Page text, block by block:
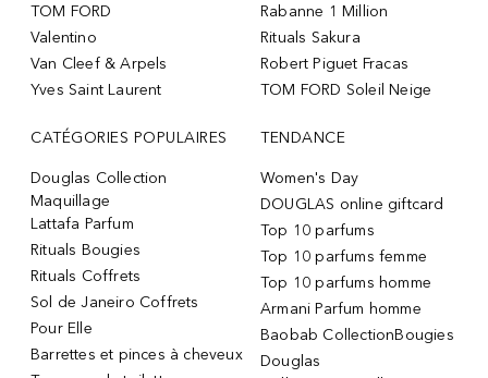
TOM FORD
Valentino
Van Cleef & Arpels
Yves Saint Laurent
Rabanne 1 Million
Rituals Sakura
Robert Piguet Fracas
TOM FORD Soleil Neige
CATÉGORIES POPULAIRES
Douglas Collection
Maquillage
Lattafa Parfum
Rituals Bougies
Rituals Coffrets
Sol de Janeiro Coffrets
Pour Elle
Barrettes et pinces à cheveux
TENDANCE
Women's Day
DOUGLAS online giftcard
Top 10 parfums
Top 10 parfums femme
Top 10 parfums homme
Armani Parfum homme
Baobab CollectionBougies
Douglas